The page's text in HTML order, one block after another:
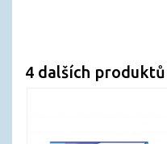
4 dalších